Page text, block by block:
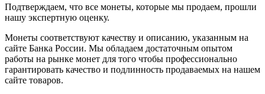
Подтверждаем, что все монеты, которые мы продаем, прошли
нашу экспертную оценку.
Монеты соответствуют качеству и описанию, указанным на
сайте Банка России. Мы обладаем достаточным опытом
работы на рынке монет для того чтобы профессионально
гарантировать качество и подлинность продаваемых на нашем
сайте товаров.